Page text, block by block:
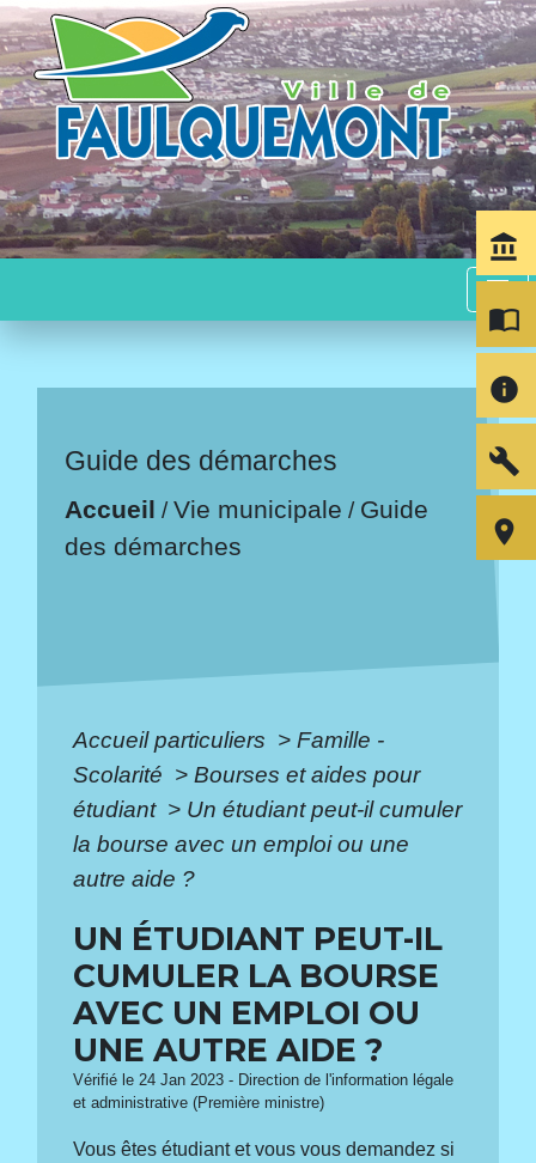
menu
Guide des démarches
Accueil /Vie municipale / Guide
des démarches
Accueil particuliers > Famille -
Scolarité > Bourses et aides pour
étudiant > Un étudiant peut-il cumuler
la bourse avec un emploi ou une
autre aide ?
UN ÉTUDIANT PEUT-IL
CUMULER LA BOURSE
AVEC UN EMPLOI OU
UNE AUTRE AIDE ?
Vérifié le 24 Jan 2023 - Direction de l'information légale
et administrative (Première ministre)
Vous êtes étudiant et vous vous demandez si
account_balance
import_contacts
info
build
room